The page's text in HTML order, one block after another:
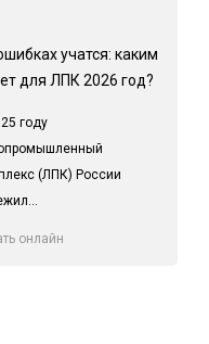
учатся: каким
для ЛПК 2026 год?
году
(ЛПК) России
онлайн